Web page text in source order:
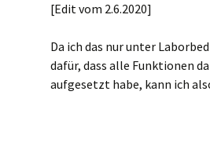
[Edit vom 2.6.2020]
Da ich das nur unter
dafür, dass alle Funktionen
aufgesetzt habe, kann ich